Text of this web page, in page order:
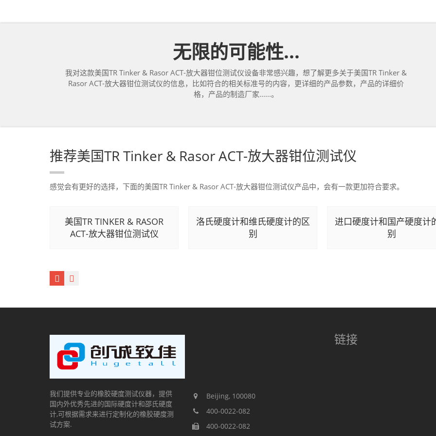
无限的可能性...
我对这款美国TR Tinker & Rasor ACT-放大器钳位测试仪设备非常感兴趣，想了解更多关于美国TR Tinker &
Rasor ACT-放大器钳位测试仪的信息，比如符合的相关标准号的内容，更详细的产品参数，产品的详细价
格，产品的制造厂家......。
推荐美国TR Tinker & Rasor ACT-放大器钳位测试仪
感觉会有更好的选择，下面的美国TR Tinker & Rasor ACT-放大器钳位测试仪产品中，会有一款更加符合要求。
美国TR TINKER & RASOR
ACT-放大器钳位测试仪
洛氏硬度计和维氏硬度计的区
别
进口硬度计和国产硬度计
别
我们提供专业的橡胶硬度测试仪器，提供
国内外优秀先进的国际硬度计和邵氏硬度
计,可根据需求来进行定制化的橡胶硬度测
试方案.
Beijing, 100080
400-0022-082
400-0022-082
链接